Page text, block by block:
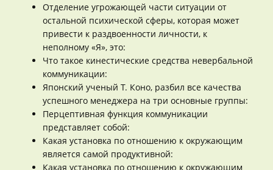
Отделение угрожающей части ситуации от
остальной психической сферы, которая может
привести к раздвоенности личности, к
неполному «Я», это:
Что такое кинестические средства невербальной
коммуникации:
Японский ученый Т. Коно, разбил все качества
успешного менеджера на три основные группы:
Перцептивная функция коммуникации
представляет собой:
Какая установка по отношению к окружающим
является самой продуктивной:
Какая установка по отношению к окружающим